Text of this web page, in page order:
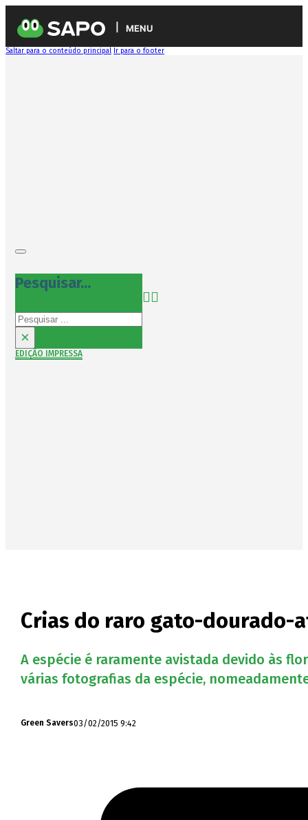
MENU
Saltar para o conteúdo principal Ir para o footer
Pesquisar...
Pesquisar
×
EDIÇÃO IMPRESSA
Crias do raro gato-dourado-
A espécie é raramente avistada devido às
várias fotografias da espécie,
Green Savers03/02/2015 9:42